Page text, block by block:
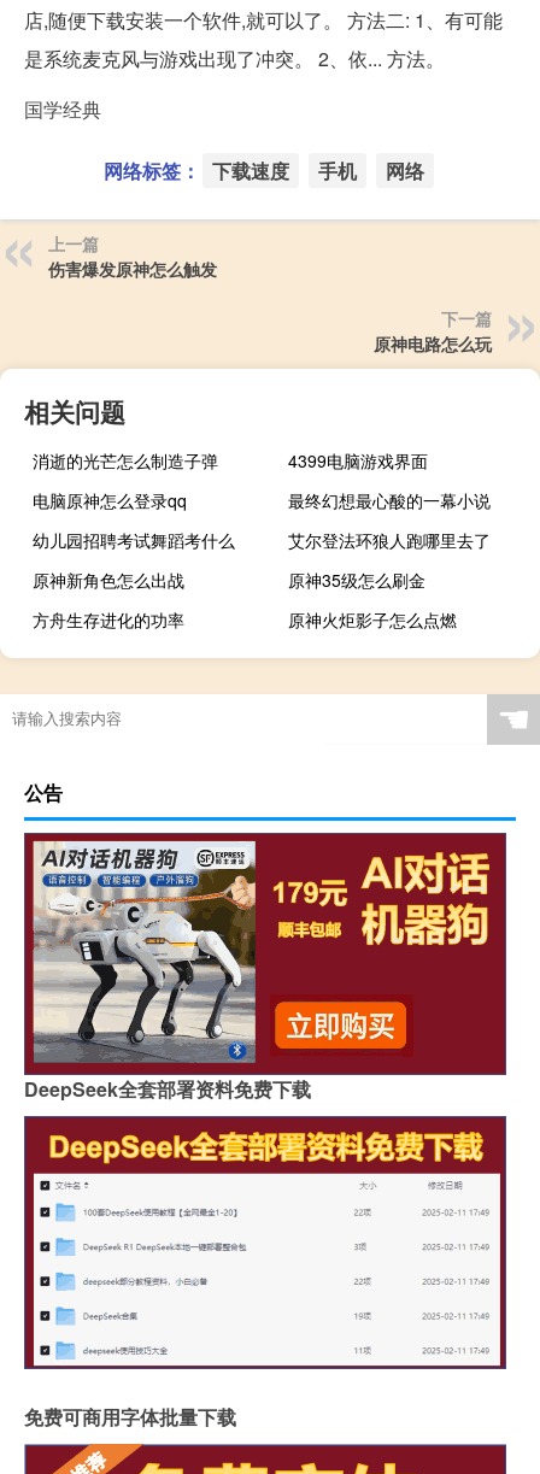
店,随便下载安装一个软件,就可以了。 方法二: 1、有可能
是系统麦克风与游戏出现了冲突。 2、依... 方法。
国学经典
网络标签： 下载速度 手机 网络
上一篇
伤害爆发原神怎么触发
下一篇
原神电路怎么玩
相关问题
消逝的光芒怎么制造子弹
4399电脑游戏界面
电脑原神怎么登录qq
最终幻想最心酸的一幕小说
幼儿园招聘考试舞蹈考什么
艾尔登法环狼人跑哪里去了
原神新角色怎么出战
原神35级怎么刷金
方舟生存进化的功率
原神火炬影子怎么点燃
☚
公告
DeepSeek全套部署资料免费下载
免费可商用字体批量下载